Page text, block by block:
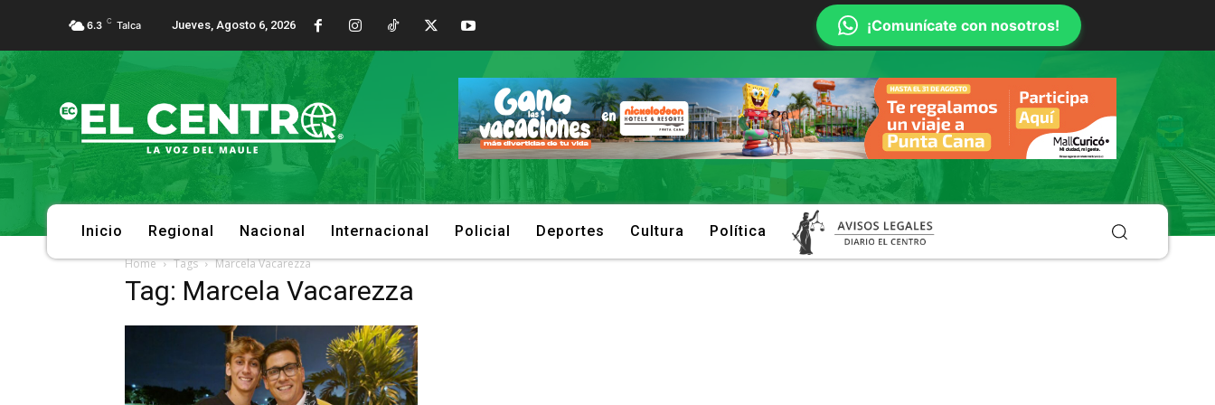
6.3 C Talca Jueves, Agosto 6, 2026 ¡Comunícate con nosotros!
Inicio Regional Nacional Internacional Policial Deportes Cultura Política
Home Tags Marcela Vacarezza
Tag: Marcela Vacarezza